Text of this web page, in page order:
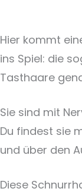
Hier kommt
ins Spiel: die
Tasthaare
Sie sind mit
Du findest sie
und über den
Diese